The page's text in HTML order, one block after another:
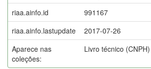
riaa.ainfo.id
991167
riaa.ainfo.lastupdate
2017-07-26
Aparece nas
coleções:
Livro técnico (CNPH)